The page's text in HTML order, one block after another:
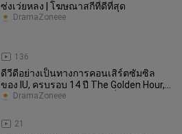
ซ่งเว่ยหลง | โฆษณาสกีที่ดีที่สุด
136
DramaZoneee
ดีวีดีอย่างเป็นทางการคอนเสิร์ตซัมซิล
ของ IU, ครบรอบ 14 ปี The Golden Hour,
มีคำบรรยายภาษาจีน, ส่วนที่
21
DramaZoneee